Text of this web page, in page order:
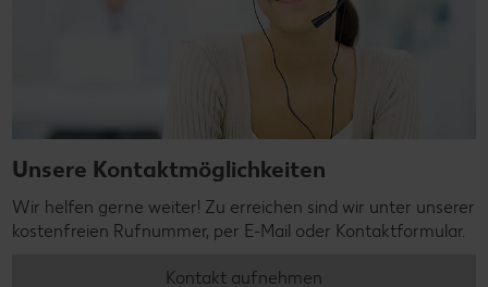
Unsere Kontaktmöglichkeiten
Wir helfen gerne weiter! Zu erreichen sind wir unter unserer
kostenfreien Rufnummer, per E-Mail oder Kontaktformular.
Kontakt aufnehmen